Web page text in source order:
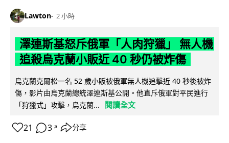
Lawton 2 小時
澤連斯基怒斥俄軍「人肉狩獵」 無人機
追殺烏克蘭小販近 40 秒仍被炸傷
烏克蘭克爾松一名 52 歲小販被俄軍無人機追擊近 40 秒後被炸
傷，影片由烏克蘭總統澤連斯基公開。他直斥俄軍對平民進行
「狩獵式」攻擊，烏克蘭...
閱讀全文
21 3 ↗ 分享